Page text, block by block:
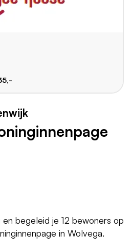
begeleid je 12 bewoners op
in Wolvega.